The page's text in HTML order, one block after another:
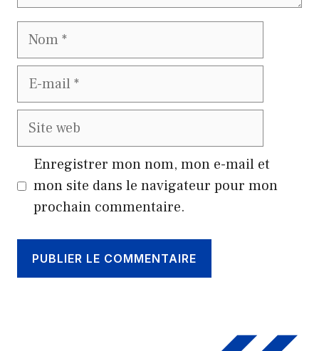
Nom
E-
mail
Site
web
Enregistrer mon nom, mon e-mail et
mon site dans le navigateur pour mon
prochain commentaire.